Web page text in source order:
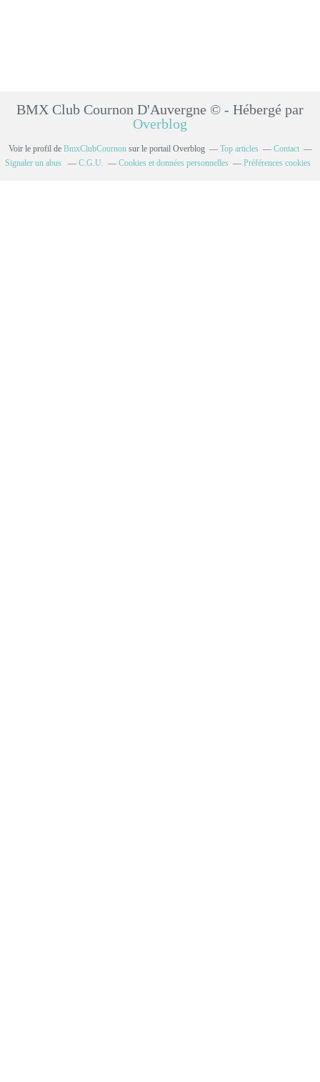
BMX Club Cournon D'Auvergne © - Hébergé par
Overblog
Voir le profil de BmxClubCournon sur le portail Overblog Top articles
Contact
Signaler un abus
C.G.U. Cookies et données personnelles Préférences cookies